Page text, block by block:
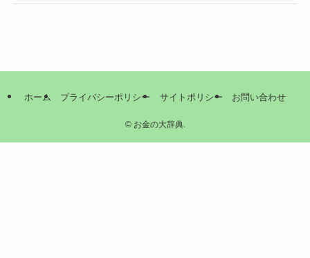
ホーム プライバシーポリシー サイトポリシー お問い合わせ
©お金の大辞典.